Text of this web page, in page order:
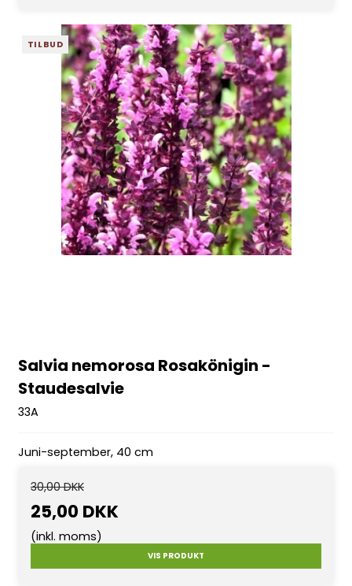
TILBUD
Salvia nemorosa Rosakönigin -
Staudesalvie
33A
Juni-september, 40 cm
30,00 DKK
25,00 DKK
(inkl. moms)
VIS PRODUKT